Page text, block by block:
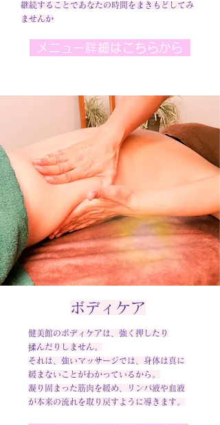
​継続することであなたの時間をまきもどしてみ
ませんか
メニュー詳細はこちらから
ボディケア
健美館のボディケアは、強く押したり
揉んだりしません。
それは、強いマッサージでは、身体は真に
緩まないことがわかっているから。
​凝り固まった筋肉を緩め、リンパ液や血液
が本来の流れを取り戻すように導きます。